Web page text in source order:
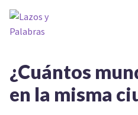
Ir
a
Ir
al
PRESENTACIONES
FORMACIÓN
¿Cuántos
en la misma